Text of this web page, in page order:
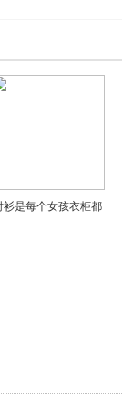
衫是每个女孩衣柜都